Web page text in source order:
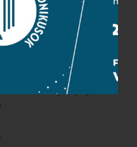
u. 1. (Müpa)